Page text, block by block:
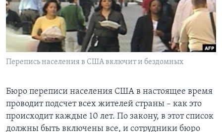
Learning English
СОЦИАЛЬНЫЕ СЕТИ
Языки
Перепись населения в США включит и бездомных
Бюро переписи населения США в настоящее время
проводит подсчет всех жителей страны – как это
происходит каждые 10 лет. По закону, в этот список
должны быть включены все, и сотрудники бюро